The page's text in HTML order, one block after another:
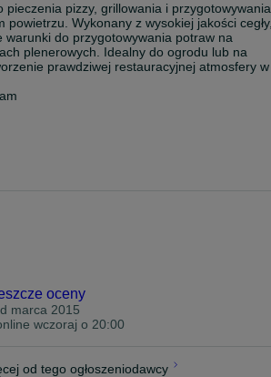
pieczenia pizzy, grillowania i przygotowywania
powietrzu. Wykonany z wysokiej jakości
warunki do przygotowywania potraw na
plenerowych. Idealny do ogrodu lub na
prawdziwej restauracyjnej atmosfery w
oceny
marca 2015
wczoraj o 20:00
od tego ogłoszeniodawcy